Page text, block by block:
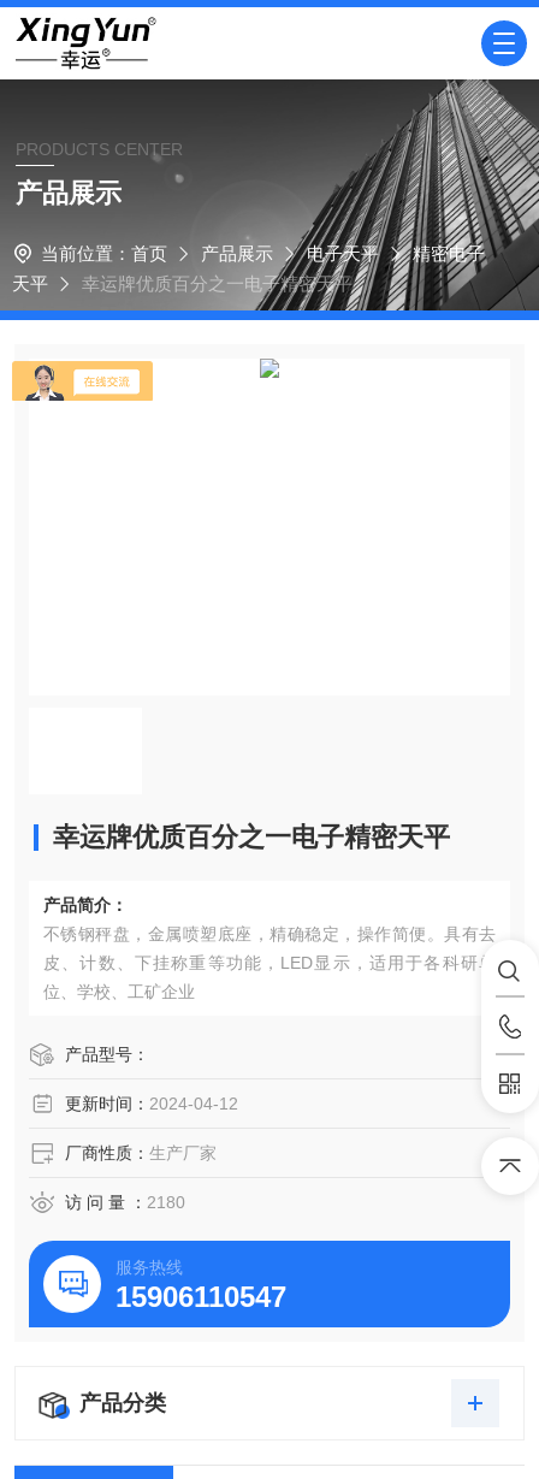
PRODUCTS CENTER
产品展示
当前位置： 首页 产品展示 电子天平
精密电子
天平
幸运牌优质百分之一电子精密天平
幸运牌优质百分之一电子精密天平
产品简介：
不锈钢秤盘，金属喷塑底座，精确稳定，操作简便。具有去
皮、计数、下挂称重等功能，LED显示，适用于各科研单
位、学校、工矿企业
产品型号：
更新时间： 2024-04-12
厂商性质： 生产厂家
访 问 量 ： 2180
服务热线
15906110547
产品分类